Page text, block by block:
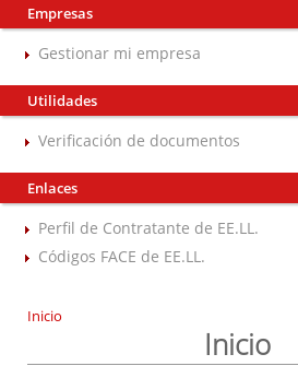
Empresas
Gestionar mi empresa
Utilidades
Verificación de documentos
Enlaces
Perfil de Contratante de EE.LL.
Códigos FACE de EE.LL.
Inicio
Inicio